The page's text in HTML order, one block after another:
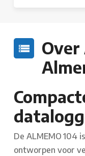
De ALMEMO 104
ontworpen voor